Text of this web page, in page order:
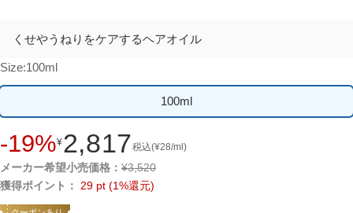
-19%
セ
ー
ル
¥2,817税込(¥28/ml)
通
常
価
メーカー希望小売価格： ¥3,520
獲得ポイント： 29 pt (1%還元)
くせやうねりをケアするヘアオイル
Size:100ml
100ml